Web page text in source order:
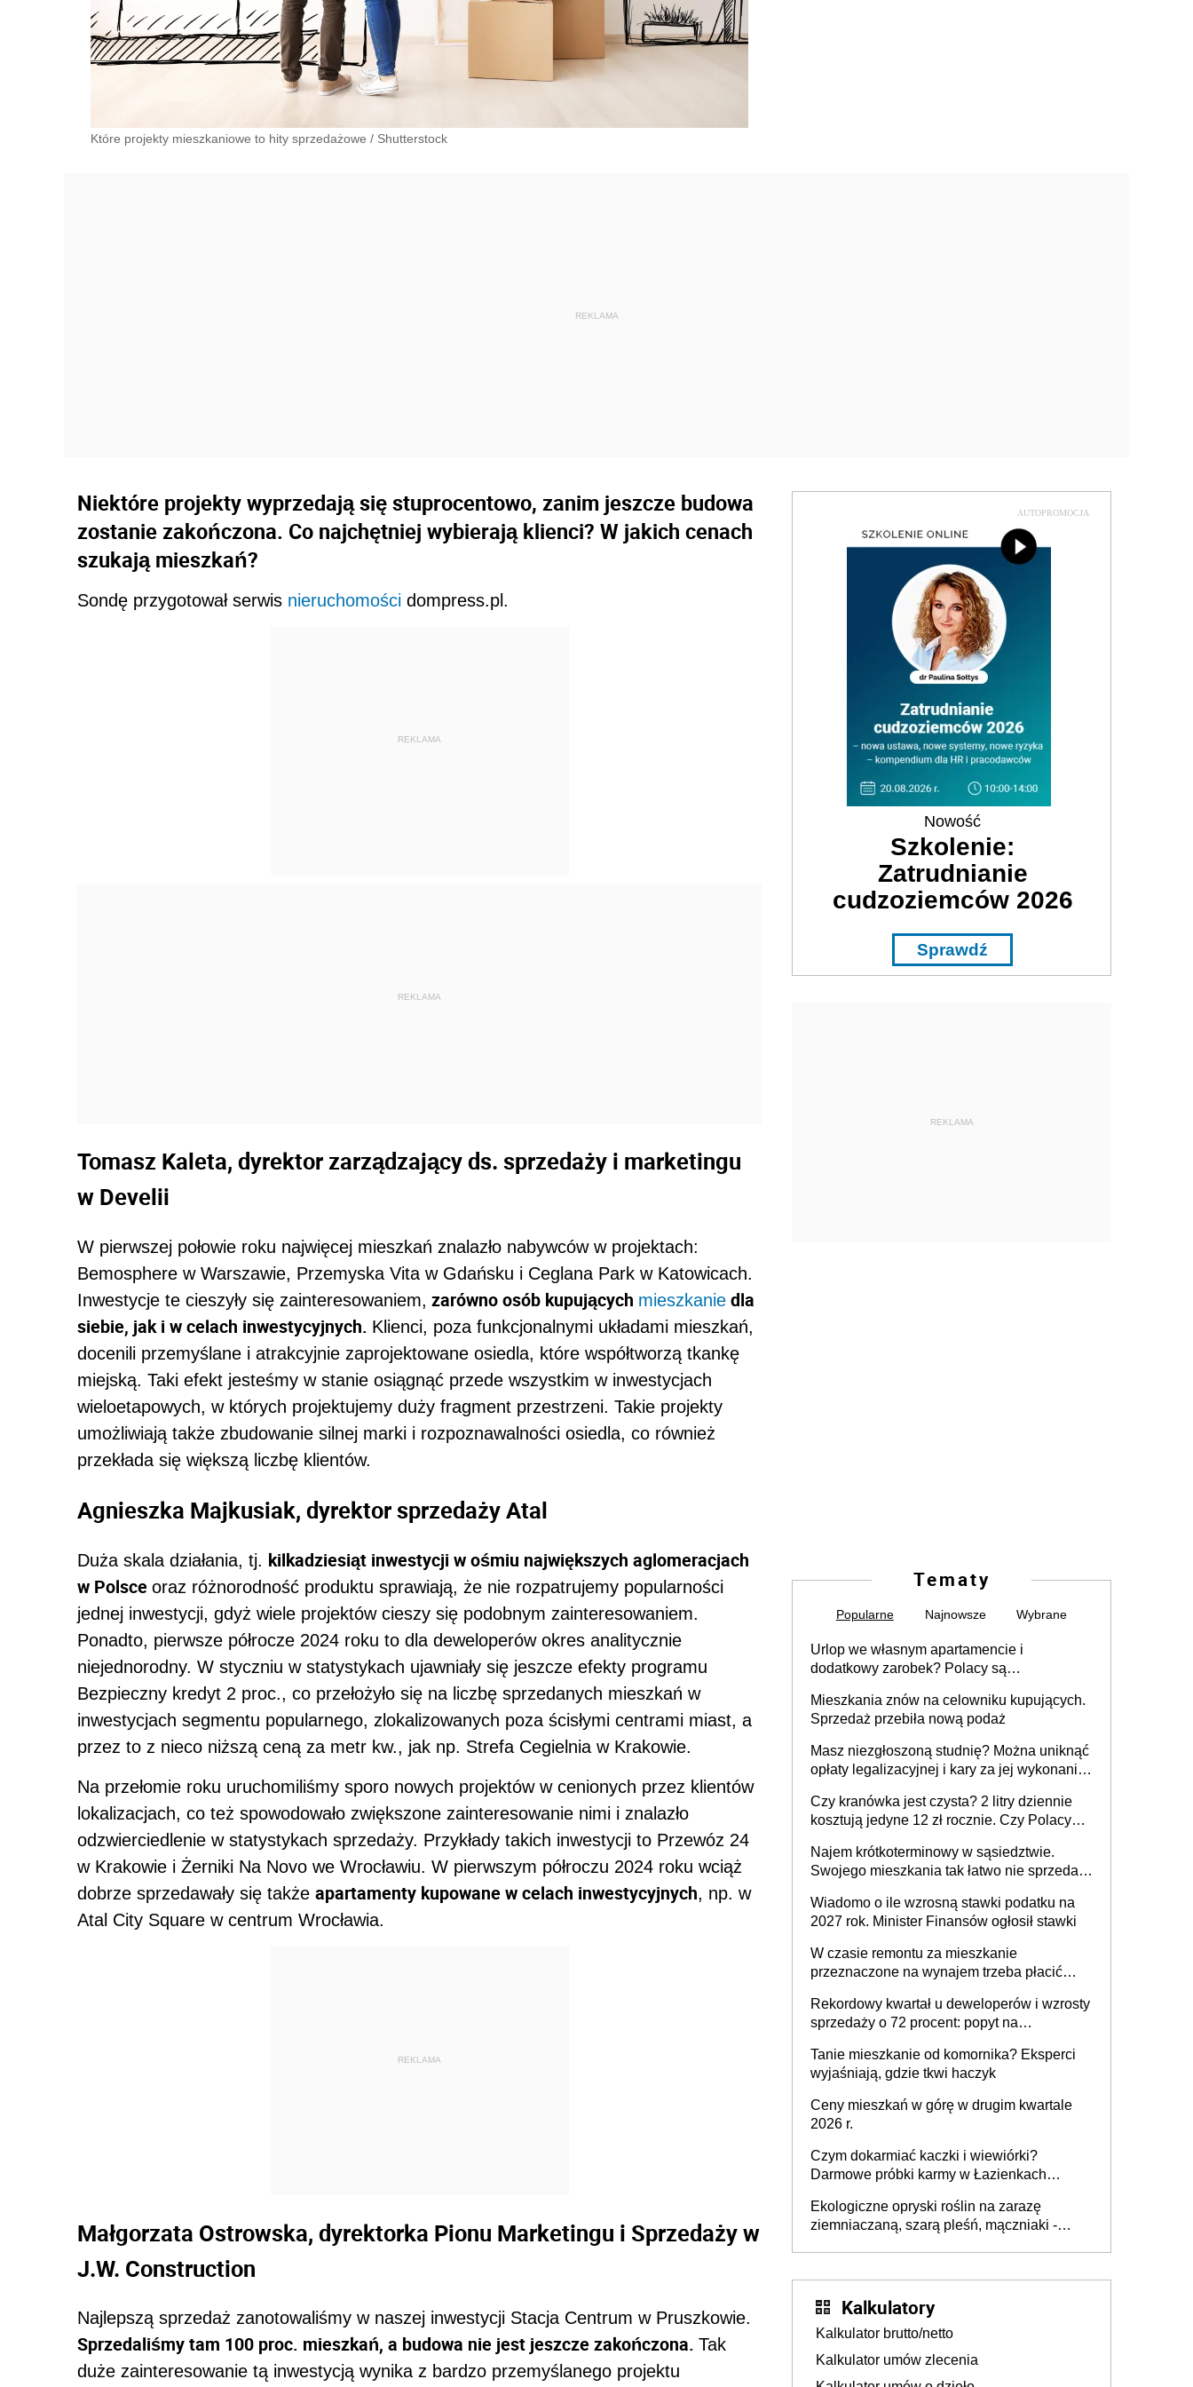
Które projekty mieszkaniowe to hity sprzedażowe / Shutterstock
Niektóre projekty wyprzedają się stuprocentowo, zanim jeszcze budowa
zostanie zakończona. Co najchętniej wybierają klienci? W jakich cenach
szukają mieszkań?
Sondę przygotował serwis nieruchomości dompress.pl.
REKLAMA
REKLAMA
Tomasz Kaleta, dyrektor zarządzający ds. sprzedaży i marketingu
w Develii
W pierwszej połowie roku najwięcej mieszkań znalazło nabywców w projektach:
Bemosphere w Warszawie, Przemyska Vita w Gdańsku i Ceglana Park w Katowicach.
Inwestycje te cieszyły się zainteresowaniem, zarówno osób kupujących mieszkanie dla
siebie, jak i w celach inwestycyjnych. Klienci, poza funkcjonalnymi układami mieszkań,
docenili przemyślane i atrakcyjnie zaprojektowane osiedla, które współtworzą tkankę
miejską. Taki efekt jesteśmy w stanie osiągnąć przede wszystkim w inwestycjach
wieloetapowych, w których projektujemy duży fragment przestrzeni. Takie projekty
umożliwiają także zbudowanie silnej marki i rozpoznawalności osiedla, co również
przekłada się większą liczbę klientów.
Agnieszka Majkusiak, dyrektor sprzedaży Atal
Duża skala działania, tj. kilkadziesiąt inwestycji w ośmiu największych aglomeracjach
w Polsce oraz różnorodność produktu sprawiają, że nie rozpatrujemy popularności
jednej inwestycji, gdyż wiele projektów cieszy się podobnym zainteresowaniem.
Ponadto, pierwsze półrocze 2024 roku to dla deweloperów okres analitycznie
niejednorodny. W styczniu w statystykach ujawniały się jeszcze efekty programu
Bezpieczny kredyt 2 proc., co przełożyło się na liczbę sprzedanych mieszkań w
inwestycjach segmentu popularnego, zlokalizowanych poza ścisłymi centrami miast, a
przez to z nieco niższą ceną za metr kw., jak np. Strefa Cegielnia w Krakowie.
Na przełomie roku uruchomiliśmy sporo nowych projektów w cenionych przez klientów
lokalizacjach, co też spowodowało zwiększone zainteresowanie nimi i znalazło
odzwierciedlenie w statystykach sprzedaży. Przykłady takich inwestycji to Przewóz 24
w Krakowie i Żerniki Na Novo we Wrocławiu. W pierwszym półroczu 2024 roku wciąż
dobrze sprzedawały się także apartamenty kupowane w celach inwestycyjnych, np. w
Atal City Square w centrum Wrocławia.
REKLAMA
Małgorzata Ostrowska, dyrektorka Pionu Marketingu i Sprzedaży w
J.W. Construction
Najlepszą sprzedaż zanotowaliśmy w naszej inwestycji Stacja Centrum w Pruszkowie.
Sprzedaliśmy tam 100 proc. mieszkań, a budowa nie jest jeszcze zakończona. Tak
duże zainteresowanie tą inwestycją wynika z bardzo przemyślanego projektu
AUTOPROMOCJA
Nowość
Szkolenie:
Zatrudnianie
cudzoziemców 2026
Sprawdź
REKLAMA
Tematy
Popularne Najnowsze Wybrane
Urlop we własnym apartamencie i
dodatkowy zarobek? Polacy są
Mieszkania znów na celowniku kupujących.
Sprzedaż przebiła nową podaż
Masz niezgłoszoną studnię? Można uniknąć
opłaty legalizacyjnej i kary za jej wykonanie,
Czy kranówka jest czysta? 2 litry dziennie
kosztują jedyne 12 zł rocznie. Czy Polacy
Najem krótkoterminowy w sąsiedztwie.
Swojego mieszkania tak łatwo nie sprzedaż
Wiadomo o ile wzrosną stawki podatku na
2027 rok. Minister Finansów ogłosił stawki
W czasie remontu za mieszkanie
przeznaczone na wynajem trzeba płacić
realizuje w nim potrzeb mieszkaniowych
Rekordowy kwartał u deweloperów i wzrosty
sprzedaży o 72 procent: popyt na
Tanie mieszkanie od komornika? Eksperci
wyjaśniają, gdzie tkwi haczyk
Ceny mieszkań w górę w drugim kwartale
2026 r.
Czym dokarmiać kaczki i wiewiórki?
Darmowe próbki karmy w Łazienkach
edukacyjna]
Ekologiczne opryski roślin na zarazę
ziemniaczaną, szarą pleśń, mączniaki -
Kalkulatory
Kalkulator brutto/netto
Kalkulator umów zlecenia